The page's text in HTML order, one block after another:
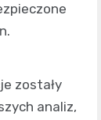
zostały
analiz,